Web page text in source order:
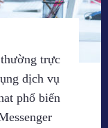
trực
dịch vụ
phổ biến